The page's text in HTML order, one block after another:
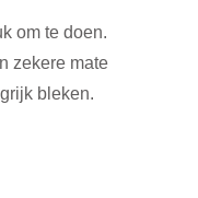
om te doen.
zekere mate
bleken.